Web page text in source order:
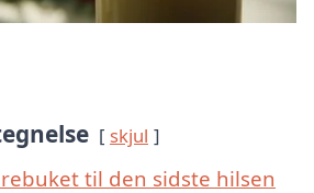
skjul
til den sidste hilsen